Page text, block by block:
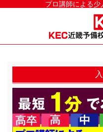
プロ講師による